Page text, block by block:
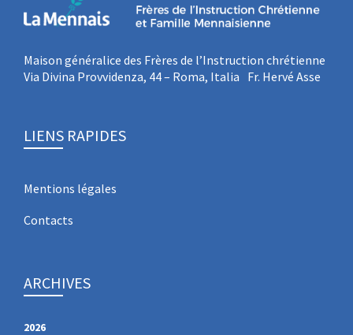
Maison généralice des Frères de l’Instruction chrétienne
Via Divina Provvidenza, 44 – Roma, Italia Fr. Hervé Asse
LIENS RAPIDES
Mentions légales
Contacts
ARCHIVES
2026